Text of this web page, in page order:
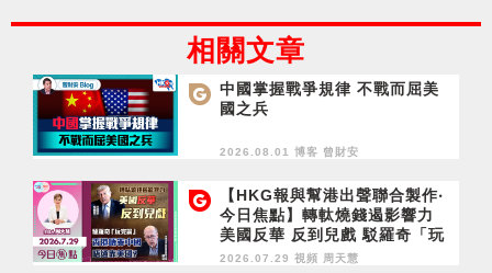
相關文章
中國掌握戰爭規律 不戰而屈美
國之兵
2026.08.01 博客 曾財安
【HKG報與幫港出聲聯合製作‧
今日焦點】轉軚燒錢遏影響力
美國反華 反到兒戲 駁羅奇「玩
完論」 香港唔靠中國 唔通靠美
2026.07.29 視頻 周天慧